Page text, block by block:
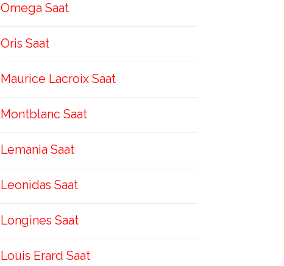
Omega Saat
Oris Saat
Maurice Lacroix Saat
Montblanc Saat
Lemania Saat
Leonidas Saat
Longines Saat
Louis Erard Saat